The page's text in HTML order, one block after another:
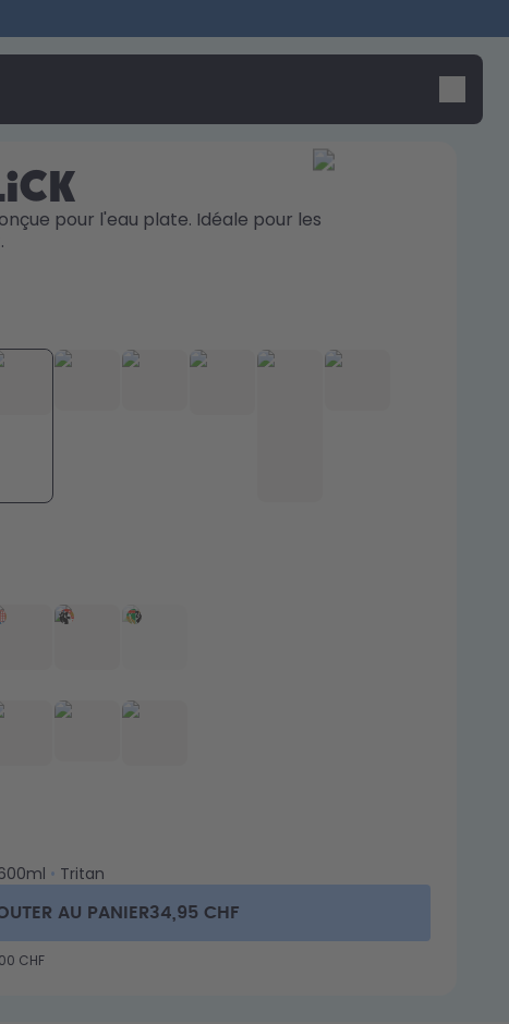
pour l'eau plate. Idéale pour les
• Tritan
AU PANIER34,95 CHF
CHF